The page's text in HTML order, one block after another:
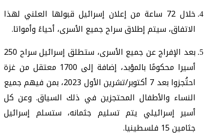
خلال 72 ساعة من إعلان إسرائيل قبولها العلني لهذا
الاتفاق، سيتم إطلاق سراح جميع الأسرى، أحياءً وأمواتا.
بعد الإفراج عن جميع الأسرى، ستطلق إسرائيل سراح 250
أسيرا محكومًا بالمؤبد، إضافة إلى 1700 معتقل من غزة
احتُجزوا بعد 7 أكتوبر/تشرين الأول 2023، بمن فيهم جميع
النساء والأطفال المحتجزين في ذلك السياق. وعن كل
أسير إسرائيلي يتم تسليم جثمانه، ستسلم إسرائيل
جثامين 15 فلسطينيا.